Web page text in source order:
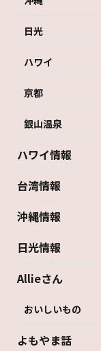
日光
ハワイ
京都
銀山温泉
ハワイ情報
台湾情報
沖縄情報
日光情報
Allieさん
おいしいもの
よもやま話